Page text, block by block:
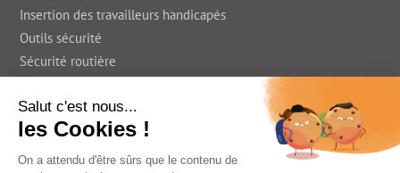
Insertion des travailleurs handicapés
Outils sécurité
Sécurité routière
En région